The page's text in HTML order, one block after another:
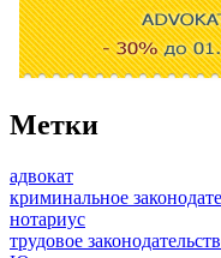
Метки
адвокат
криминальное
нотариус
трудовое